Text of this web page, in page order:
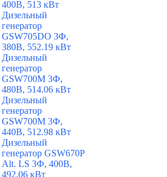
400В, 513 кВт
Дизельный
генератор
GSW705DO 3Ф,
380В, 552.19 кВт
Дизельный
генератор
GSW700M 3Ф,
480В, 514.06 кВт
Дизельный
генератор
GSW700M 3Ф,
440В, 512.98 кВт
Дизельный
генератор GSW670P
Alt. LS 3Ф, 400В,
492.06 кВт